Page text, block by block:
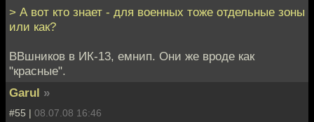
> А вот кто знает - для военных тоже отдельные зоны
или как?
ВВшников в ИК-13, емнип. Они же вроде как
"красные".
Garul »
#55 | 08.07.08 16:46